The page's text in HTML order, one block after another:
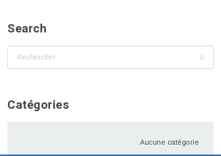
Search
Catégories
Aucune catégorie